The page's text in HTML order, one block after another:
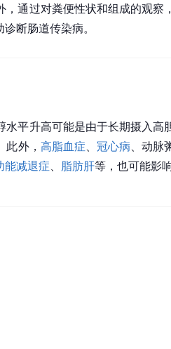
，通过对粪便性状和组成的观察
诊断肠道传染病。
平升高可能是由于长期摄入高
此外， 高脂血症 、冠心病 、动
能减退症 脂肪肝等，也可能影